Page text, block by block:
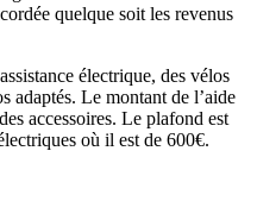
quelque soit les revenus
électrique, des vélos
adaptés. Le montant de l’aide
accessoires. Le plafond est
où il est de 600€.